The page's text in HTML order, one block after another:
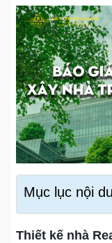
Mục lục nội
Thiết kế nhà